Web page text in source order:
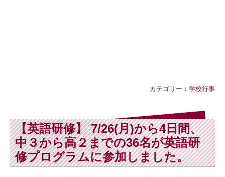
カテゴリー： 学校行事
【英語研修】 7/26(月)から4日間、
中３から高２までの36名が英語研
修プログラムに参加しました。